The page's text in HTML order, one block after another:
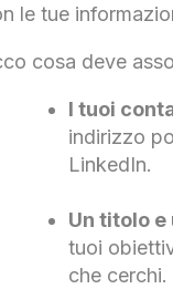
le tue
cosa deve
I tuoi
indirizzo
LinkedIn.
Un titolo
tuoi
che